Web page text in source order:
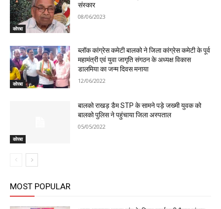
कोरबा
संस्कार
08/06/2023
कोरबा
ब्लॉक कांग्रेस कमेटी बालको ने जिला कांग्रेस कमेटी के पूर्व
महामंत्री एवं युवा जागृति संगठन के अध्यक्ष विकास
डालमिया का जन्म दिवस मनाया
12/06/2022
कोरबा
बालको राखड़ डैम STP के सामने पड़े जख्मी युवक को
बालको पुलिस ने पहुंचाया जिला अस्पताल
05/05/2022
MOST POPULAR